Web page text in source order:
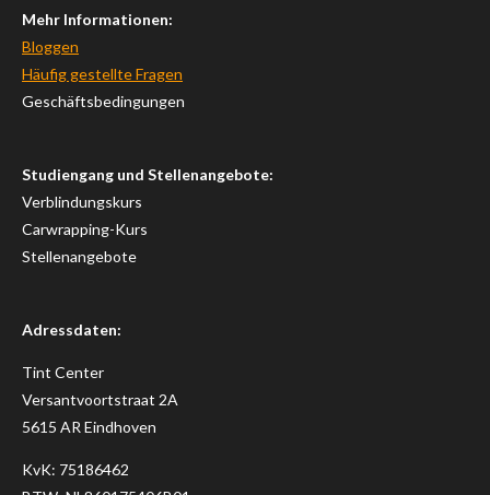
Mehr Informationen:
Bloggen
Häufig gestellte Fragen
Geschäftsbedingungen
Studiengang und Stellenangebote:
Verblindungskurs
Carwrapping-Kurs
Stellenangebote
Adressdaten:
Tint Center
Versantvoortstraat 2A
5615 AR Eindhoven
KvK: 75186462